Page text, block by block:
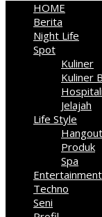
HOME
Berita
Night Life
Spot
Kuliner
Kuliner
Jelajah
Life Style
Hangout
Produk
Spa
Entertainment
Techno
Seni